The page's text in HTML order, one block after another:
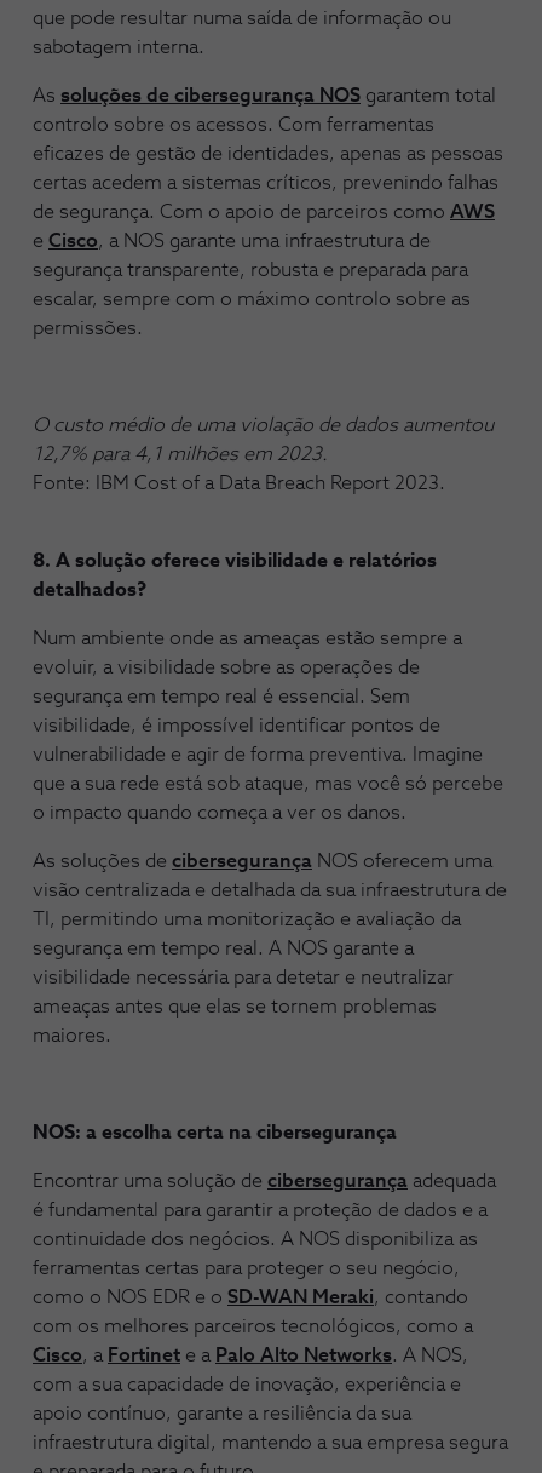
que pode resultar numa saída de informação ou
sabotagem interna.
As soluções de cibersegurança NOS garantem total
controlo sobre os acessos. Com ferramentas
eficazes de gestão de identidades, apenas as pessoas
certas acedem a sistemas críticos, prevenindo falhas
de segurança. Com o apoio de parceiros como AWS
e Cisco, a NOS garante uma infraestrutura de
segurança transparente, robusta e preparada para
escalar, sempre com o máximo controlo sobre as
permissões.
O custo médio de uma violação de dados aumentou
12,7% para 4,1 milhões em 2023.
Fonte: IBM Cost of a Data Breach Report 2023.
8. A solução oferece visibilidade e relatórios
detalhados?
Num ambiente onde as ameaças estão sempre a
evoluir, a visibilidade sobre as operações de
segurança em tempo real é essencial. Sem
visibilidade, é impossível identificar pontos de
vulnerabilidade e agir de forma preventiva. Imagine
que a sua rede está sob ataque, mas você só percebe
o impacto quando começa a ver os danos.
As soluções de cibersegurança NOS oferecem uma
visão centralizada e detalhada da sua infraestrutura de
TI, permitindo uma monitorização e avaliação da
segurança em tempo real. A NOS garante a
visibilidade necessária para detetar e neutralizar
ameaças antes que elas se tornem problemas
maiores.
NOS: a escolha certa na cibersegurança
Encontrar uma solução de cibersegurança adequada
é fundamental para garantir a proteção de dados e a
continuidade dos negócios. A NOS disponibiliza as
ferramentas certas para proteger o seu negócio,
como o NOS EDR e o SD-WAN Meraki, contando
com os melhores parceiros tecnológicos, como a
Cisco, a Fortinet e a Palo Alto Networks. A NOS,
com a sua capacidade de inovação, experiência e
apoio contínuo, garante a resiliência da sua
infraestrutura digital, mantendo a sua empresa segura